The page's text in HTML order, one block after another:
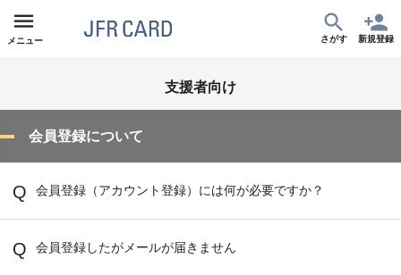
メニュー さがす 新規登録
支援者向け
会員登録について
会員登録（アカウント登録）には何が必要ですか？
会員登録したがメールが届きません